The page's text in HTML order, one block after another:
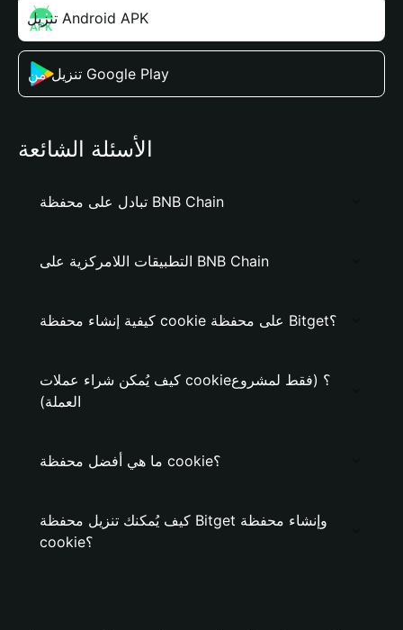
تنزيل Android APK
تنزيل من Google Play
الأسئلة الشائعة
تبادل على محفظة BNB Chain
التطبيقات اللامركزية على BNB Chain
كيفية إنشاء محفظة cookie على محفظة Bitget؟
كيف يُمكن شراء عملات cookie؟ (فقط لمشروع
العملة)
ما هي أفضل محفظة cookie؟
كيف يُمكنك تنزيل محفظة Bitget وإنشاء محفظة
cookie؟